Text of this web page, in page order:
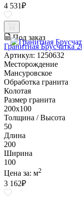
4 531₽
Под заказ
Гранитная Брусчатка
Артикул: 1250632
Месторождение
Мансуровское
Обработка гранита
Колотая
Размер гранита
200х100
Толщина / Высота
50
Длина
200
Ширина
100
Цена за: м2
3 162₽